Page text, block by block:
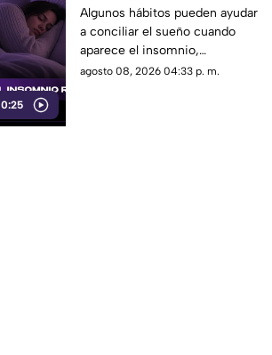
0:25
Algunos hábitos pueden ayudar
a conciliar el sueño cuando
aparece el insomnio,
especialmente reducir la
agosto 08, 2026 04:33 p. m.